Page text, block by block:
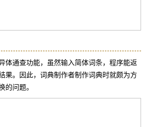
体通查功能，虽然输入简体词条，程序能返
果。因此，词典制作者制作词典时就颇为方
的问题。